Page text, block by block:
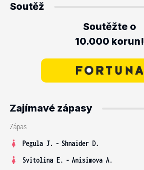
Soutěž
Soutěžte o
10.000 korun!
Zajímavé zápasy
Zápas
Pegula J. - Shnaider D.
Svitolina E. - Anisimova A.